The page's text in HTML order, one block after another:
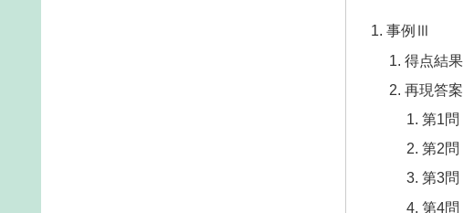
事例Ⅲ
得点結果
再現答案
第1問
第2問
第3問
第4問